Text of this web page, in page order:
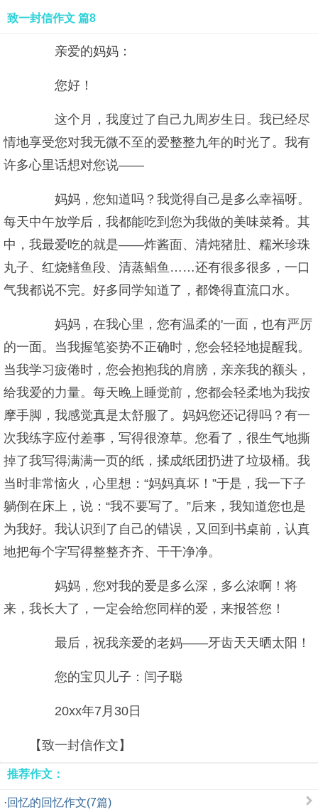
致一封信作文 篇8
亲爱的妈妈：
您好！
这个月，我度过了自己九周岁生日。我已经尽
情地享受您对我无微不至的爱整整九年的时光了。我有
许多心里话想对您说——
妈妈，您知道吗？我觉得自己是多么幸福呀。
每天中午放学后，我都能吃到您为我做的美味菜肴。其
中，我最爱吃的就是——炸酱面、清炖猪肚、糯米珍珠
丸子、红烧鳝鱼段、清蒸鲳鱼……还有很多很多，一口
气我都说不完。好多同学知道了，都馋得直流口水。
妈妈，在我心里，您有温柔的'一面，也有严厉
的一面。当我握笔姿势不正确时，您会轻轻地提醒我。
当我学习疲倦时，您会抱抱我的肩膀，亲亲我的额头，
给我爱的力量。每天晚上睡觉前，您都会轻柔地为我按
摩手脚，我感觉真是太舒服了。妈妈您还记得吗？有一
次我练字应付差事，写得很潦草。您看了，很生气地撕
掉了我写得满满一页的纸，揉成纸团扔进了垃圾桶。我
当时非常恼火，心里想：“妈妈真坏！”于是，我一下子
躺倒在床上，说：“我不要写了。”后来，我知道您也是
为我好。我认识到了自己的错误，又回到书桌前，认真
地把每个字写得整整齐齐、干干净净。
妈妈，您对我的爱是多么深，多么浓啊！将
来，我长大了，一定会给您同样的爱，来报答您！
最后，祝我亲爱的老妈——牙齿天天晒太阳！
您的宝贝儿子：闫子聪
20xx年7月30日
【致一封信作文】
推荐作文：
·回忆的回忆作文(7篇)